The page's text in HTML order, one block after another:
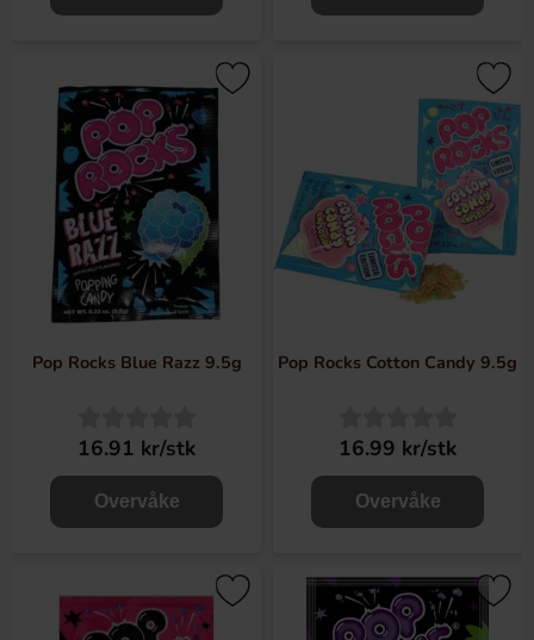
Pop Rocks Blue Razz 9.5g
16.91 kr/stk
Overvåke
Pop Rocks Cotton Candy 9.5g
16.99 kr/stk
Overvåke